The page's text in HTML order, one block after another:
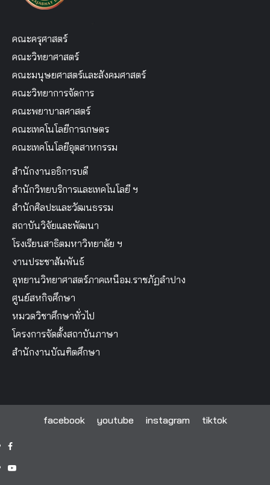
คณะครุศาสตร์
คณะวิทยาศาสตร์
คณะมนุษยศาสตร์และสังคมศาสตร์
คณะวิทยาการจัดการ
คณะพยาบาลศาสตร์
คณะเทคโนโลยีการเกษตร
คณะเทคโนโลยีอุตสาหกรรม
สำนักงานอธิการบดี
สำนักวิทยบริการและเทคโนโลยี ฯ
สำนักศิลปะและวัฒนธรรม
สถาบันวิจัยและพัฒนา
โรงเรียนสาธิตมหาวิทยาลัย ฯ
งานประชาสัมพันธ์
อุทยานวิทยาศาสตร์ภาคเหนือม.ราชภัฏลำปาง
ศูนย์สหกิจศึกษา
หมวดวิชาศึกษาทั่วไป
โครงการจัดตั้งสถาบันภาษา
สำนักงานบัณฑิตศึกษา
facebook youtube instagram tiktok
facebook
youtube